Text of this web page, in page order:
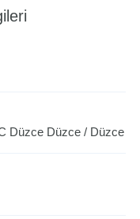
Düzce Düzce / Düzce